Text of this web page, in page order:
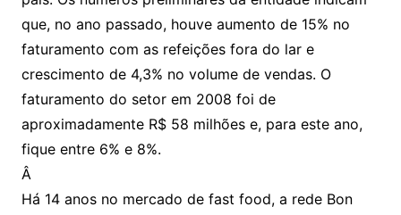
que, no ano passado, houve aumento de 15% no
faturamento com as refeições fora do lar e
crescimento de 4,3% no volume de vendas. O
faturamento do setor em 2008 foi de
aproximadamente R$ 58 milhões e, para este ano,
fique entre 6% e 8%.
Â
Há 14 anos no mercado de fast food, a rede Bon